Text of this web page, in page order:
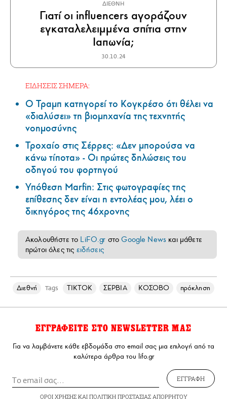
ΔΙΕΘΝΗ
Γιατί οι influencers αγοράζουν
εγκαταλελειμμένα σπίτια στην
Ιαπωνία;
30.10.24
ΕΙΔΗΣΕΙΣ ΣΗΜΕΡΑ:
Ο Τραμπ κατηγορεί το Κογκρέσο ότι θέλει να
«διαλύσει» τη βιομηχανία της τεχνητής
νοημοσύνης
Τροχαίο στις Σέρρες: «Δεν μπορούσα να
κάνω τίποτα» - Οι πρώτες δηλώσεις του
οδηγού του φορτηγού
Υπόθεση Marfin: Στις φωτογραφίες της
επίθεσης δεν είναι η εντολέας μου, λέει ο
δικηγόρος της 46χρονης
Ακολουθήστε το LiFO.gr στοGoogle News και μάθετε
πρώτοι όλες τις ειδήσεις
Διεθνή Tags TIKTOK ΣΕΡΒΙΑ ΚΟΣΟΒΟ πρόκληση
ΕΓΓΡΑΦΕΙΤΕ ΣΤΟ NEWSLETTER ΜΑΣ
Για να λαμβάνετε κάθε εβδομάδα στο email σας μια επιλογή από τα
καλύτερα άρθρα του lifo.gr
ΕΓΓΡΑΦΗ
ΟΡΟΙ ΧΡΗΣΗΣΚΑΙ ΠΟΛΙΤΙΚΗ ΠΡΟΣΤΑΣΙΑΣ ΑΠΟΡΡΗΤΟΥ